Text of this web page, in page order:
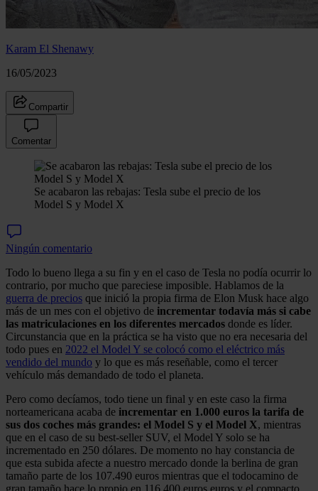
Karam El Shenawy
16/05/2023
Compartir
Comentar
Se acabaron las rebajas: Tesla sube el precio de los
Model S y Model X
Ningún comentario
Todo lo bueno llega a su fin y en el caso de Tesla no podía ocurrir lo
contrario, por mucho que pareciese imposible. Hablamos de la
guerra de precios que inició la propia firma de Elon Musk hace algo
más de un mes con el objetivo de incrementar todavía más si cabe
las matriculaciones en los diferentes mercados donde es líder.
Circunstancia que en la práctica se ha visto que no era necesaria del
todo pues en 2022 el Model Y se colocó como el eléctrico más
vendido del mundo y lo que es más reseñable, como el tercer
vehículo más demandado de todo el planeta.
Pero como decíamos, todo tiene un final y en este caso la firma
norteamericana acaba de incrementar en 1.000 euros la tarifa de
sus dos coches más grandes: el Model S y el Model X, mientras
que en el caso de su best-seller SUV, el Model Y solo se ha
incrementado en 250 dólares. De momento no hay constancia de
que esta subida afecte a nuestro mercado donde la berlina de gran
tamaño parte de los 107.490 euros mientras que el todocamino de
gran tamaño hace lo propio en 116.400 euros euros y el compacto